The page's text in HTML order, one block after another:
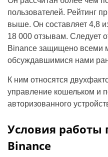
пользователей. Рейтинг
выше. Он составляет 4,8
18 000 отзывам. Следует
Binance защищено всеми
обсуждавшимися нами
К ним относятся
управление кошельком и
авторизованного
Условия работы
Binance